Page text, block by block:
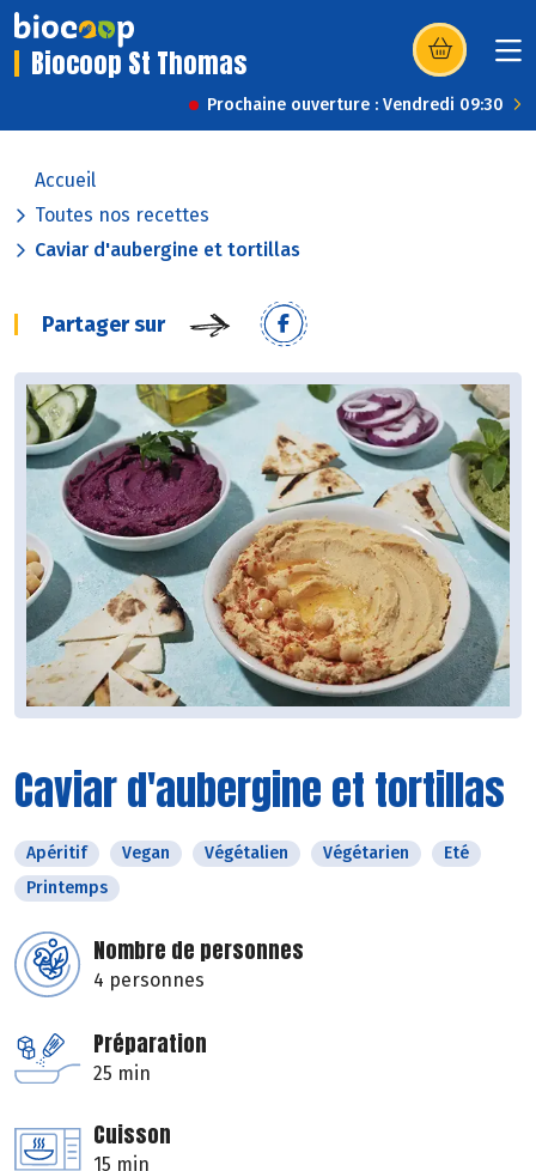
Biocoop St Thomas (s’ouvre dans
Prochaine ouverture : Vendredi 09:30
Accueil
Toutes nos recettes
Caviar d'aubergine et tortillas
Partager sur
Caviar d'aubergine et tortillas
Apéritif Vegan Végétalien Végétarien
Eté
Printemps
Nombre de personnes
4 personnes
Préparation
25 min
Cuisson
15 min